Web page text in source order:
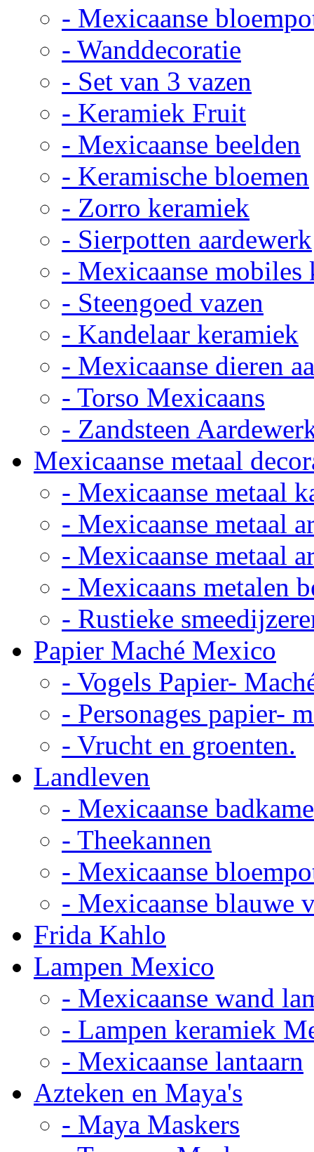
- Mexicaanse
- Wanddecoratie
- Set van 3 vazen
- Keramiek Fruit
- Mexicaanse beelden
- Keramische bloemen
- Zorro keramiek
- Sierpotten aardewerk
- Mexicaanse mobiles
- Steengoed vazen
- Kandelaar keramiek
- Mexicaanse dieren
- Torso Mexicaans
- Zandsteen
Mexicaanse metaal
- Mexicaanse metaal
- Mexicaanse metaal
- Mexicaanse metaal
- Mexicaans metalen
- Rustieke
Papier Maché Mexico
- Vogels Papier-
- Personages papier-
- Vrucht en groenten.
Landleven
- Mexicaanse
- Theekannen
- Mexicaanse
- Mexicaanse blauwe
Frida Kahlo
Lampen Mexico
- Mexicaanse wand
- Lampen keramiek
- Mexicaanse lantaarn
Azteken en Maya's
- Maya Maskers